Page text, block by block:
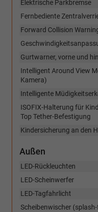
Elektrische Parkbremse
Fernbediente
Forward Collision
Gurtwarner, vorne und
Intelligent Around View
Kamera)
Intelligente
ISOFIX-Halterung für
Top Tether-Befestigung
Kindersicherung an den
Außen
LED-Rückleuchten
LED-Scheinwerfer
LED-Tagfahrlicht
Scheibenwischer